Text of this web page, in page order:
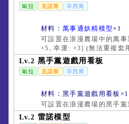
歐拉 克諾斯 菲西斯
材料： 萬事通妖精模型 ×1
可設置在浪漫農場中的萬
+5, 幸運: +3] (無法重複套
Lv.2 黑手黨遊戲用看板
歐拉 克諾斯 菲西斯
材料：黑手黨遊戲用看板×1
可設置在浪漫農場的黑手
Lv.2 雷諾模型